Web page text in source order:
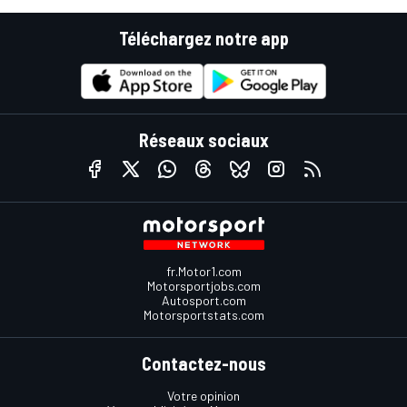
Téléchargez notre app
Réseaux sociaux
fr.Motor1.com
Motorsportjobs.com
Autosport.com
Motorsportstats.com
Contactez-nous
Votre opinion